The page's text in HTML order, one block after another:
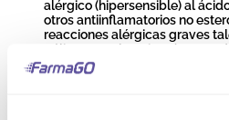
alérgico (hipersensible) al
otros antiinflamatorios no
reacciones alérgicas graves
pólipos nasales, si está
de este tipo (antiinflamatorios
padece actualmente o ha